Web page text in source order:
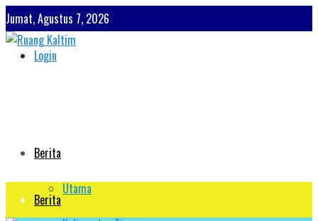
Jumat, Agustus 7, 2026
Login
Berita
Utama
Berita